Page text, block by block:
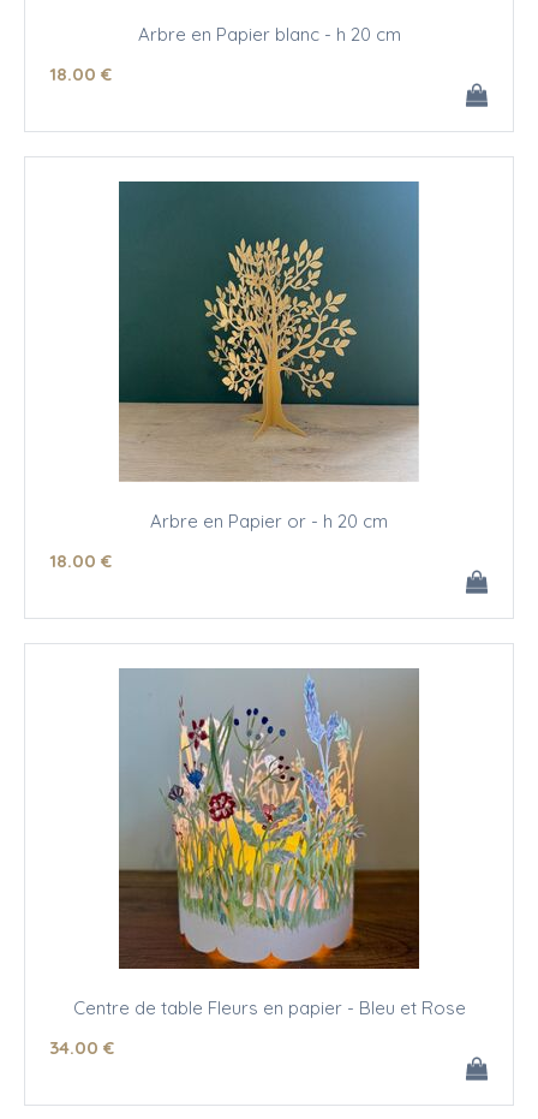
Arbre en Papier blanc - h 20 cm
18.00 €
Arbre en Papier or - h 20 cm
18.00 €
Centre de table Fleurs en papier - Bleu et Rose
34.00 €